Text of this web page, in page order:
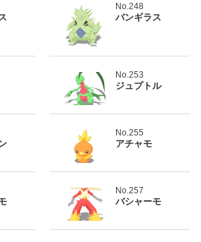
No.248
バンギラス
No.253
ジュプトル
No.255
アチャモ
No.257
バシャーモ